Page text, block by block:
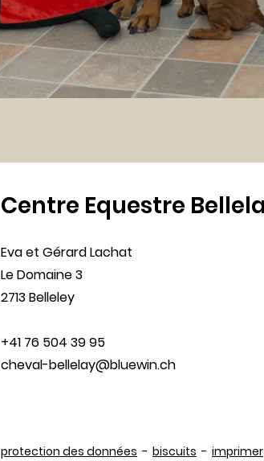
Centre Equestre
Eva et Gérard Lachat
Le Domaine 3
2713 Belleley
+41 76 504 39 95
cheval-bellelay@bluewin.ch
protection des données - biscuits - imprimer